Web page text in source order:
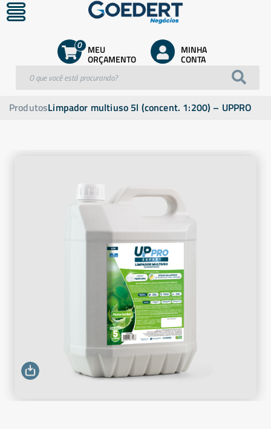
MEU
ORÇAMENTO
0 MINHA
CONTA
ProdutosLimpador multiuso 5l (concent. 1:200) – UPPRO